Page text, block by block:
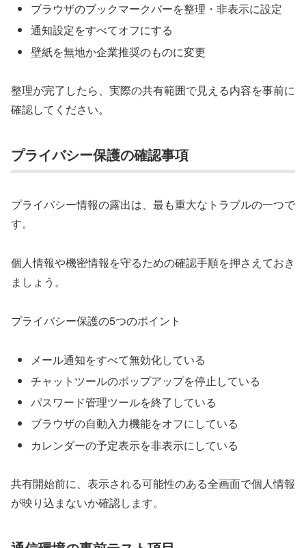
ブラウザのブックマークバーを整理・非表示に設定
通知設定をすべてオフにする
壁紙を無地か企業推奨のものに変更
整理が完了したら、実際の共有範囲で見える内容を事前に
確認してください。
プライバシー保護の確認事項
プライバシー情報の露出は、最も重大なトラブルの一つで
す。
個人情報や機密情報を守るための確認手順を押さえておき
ましょう。
プライバシー保護の5つのポイント
メール通知をすべて無効化している
チャットツールのポップアップを停止している
パスワード管理ツールを終了している
ブラウザの自動入力機能をオフにしている
カレンダーの予定表示を非表示にしている
共有開始前に、表示される可能性のある全画面で個人情報
が映り込まないか確認します。